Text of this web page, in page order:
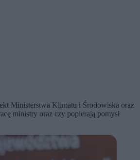
Ministerstwa Klimatu i Środowiska oraz
ministry oraz czy popierają pomysł